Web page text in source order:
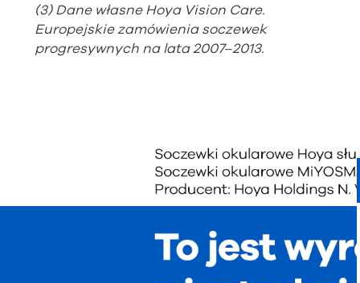
(3) Dane własne Hoya Vision Care.
Europejskie zamówienia soczewek
progresywnych na lata 2007–2013.